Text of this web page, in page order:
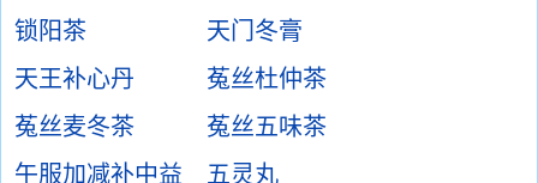
锁阳茶
天门冬膏
天王补心丹
菟丝杜仲茶
菟丝麦冬茶
菟丝五味茶
午服加减补中益
五灵丸